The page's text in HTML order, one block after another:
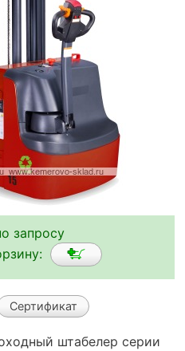
запросу
Сертификат
штабелер серии